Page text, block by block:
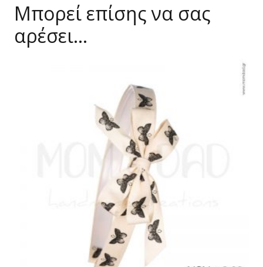
Μπορεί επίσης να σας
αρέσει…